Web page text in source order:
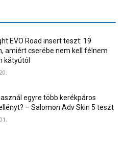
EVO Road insert teszt: 19
amiért cserébe nem kell félnem
kátyútól
egyre több kerékpáros
– Salomon Adv Skin 5 teszt